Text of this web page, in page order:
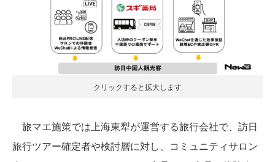
クリックすると拡大します
旅マエ施策では上海東犁が運営する旅行会社で、訪日
旅行ツアー確定者や検討層に対し、コミュニティサロン